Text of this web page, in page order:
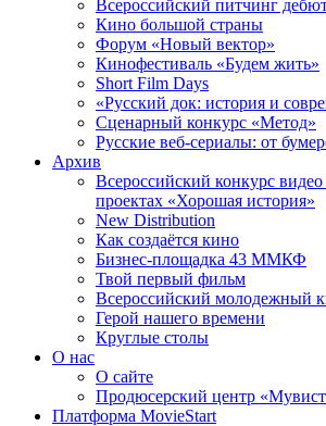
Всероссийский питчинг
Кино большой страны
Форум «Новый вектор»
Кинофестиваль «Будем жить»
Short Film Days
«Русский док: история и
Сценарный конкурс «Метод»
Русские веб-сериалы: от
Архив
Всероссийский конкурс
проектах «Хорошая история»
New Distribution
Как создаётся кино
Бизнес-площадка 43 ММКФ
Твой первый фильм
Всероссийский молодежный
Герой нашего времени
Круглые столы
О нас
О сайте
Продюсерский центр
Платформа MovieStart